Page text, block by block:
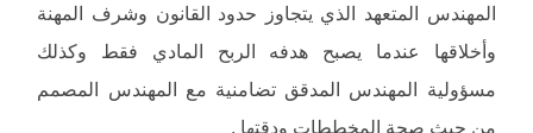
المهندس المتعهد الذي يتجاوز حدود القانون وشرف المهنة
وأخلاقها عندما يصبح هدفه الربح المادي فقط وكذلك
مسؤولية المهندس المدقق تضامنية مع المهندس المصمم
من حيث صحة المخططات ودقتها .